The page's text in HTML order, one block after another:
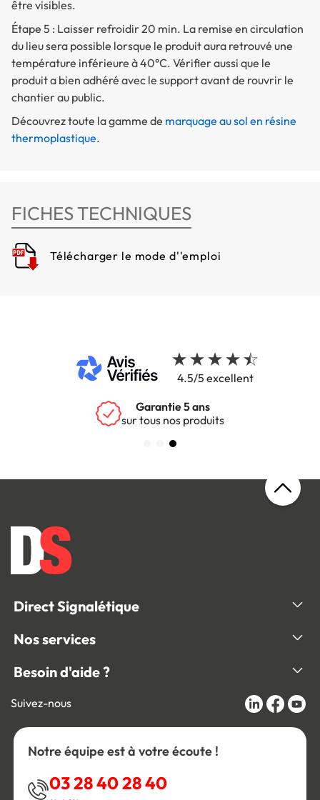
être visibles.
Étape 5 : Laisser refroidir 20 min. La remise en circulation
du lieu sera possible lorsque le produit aura retrouvé une
température inférieure à 40°C. Vérifier aussi que le
produit a bien adhéré avec le support avant de rouvrir le
chantier au public.
Découvrez toute la gamme de marquage au sol en résine
thermoplastique.
FICHES TECHNIQUES
Télécharger le mode d''emploi
4.5/5 excellent
Garantie 5 ans
sur tous nos produits
Direct Signalétique
Nos services
Besoin d'aide ?
Suivez-nous
Notre équipe est à votre écoute !
03 28 40 28 40